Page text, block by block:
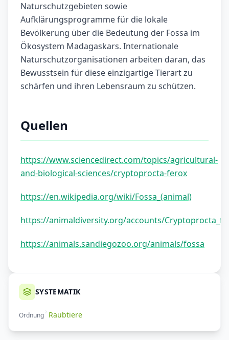
Naturschutzgebieten sowie
Aufklärungsprogramme für die lokale
Bevölkerung über die Bedeutung der Fossa im
Ökosystem Madagaskars. Internationale
Naturschutzorganisationen arbeiten daran, das
Bewusstsein für diese einzigartige Tierart zu
schärfen und ihren Lebensraum zu schützen.
Quellen
https://www.sciencedirect.com/topics/agricultural-
and-biological-sciences/cryptoprocta-ferox
https://en.wikipedia.org/wiki/Fossa_(animal)
https://animaldiversity.org/accounts/
https://animals.sandiegozoo.org/animals/fossa
SYSTEMATIK
Ordnung Raubtiere